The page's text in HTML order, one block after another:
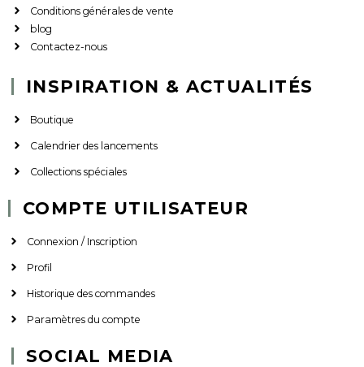
Conditions générales de vente
blog
Contactez-nous
INSPIRATION & ACTUALITÉS
Boutique
Calendrier des lancements
Collections spéciales
COMPTE UTILISATEUR
Connexion / Inscription
Profil
Historique des commandes
Paramètres du compte
SOCIAL MEDIA